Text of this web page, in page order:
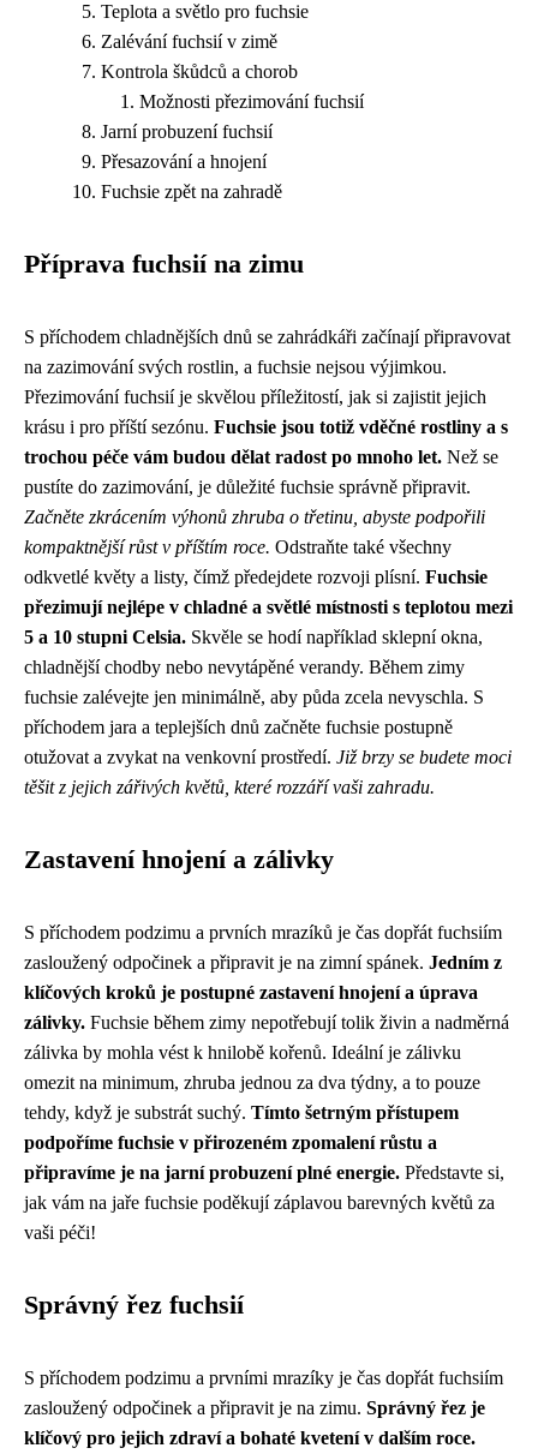
Teplota a světlo pro fuchsie
Zalévání fuchsií v zimě
Kontrola škůdců a chorob
Možnosti přezimování fuchsií
Jarní probuzení fuchsií
Přesazování a hnojení
Fuchsie zpět na zahradě
Příprava fuchsií na zimu
S příchodem chladnějších dnů se zahrádkáři začínají připravovat
na zazimování svých rostlin, a fuchsie nejsou výjimkou.
Přezimování fuchsií je skvělou příležitostí, jak si zajistit jejich
krásu i pro příští sezónu. Fuchsie jsou totiž vděčné rostliny a s
trochou péče vám budou dělat radost po mnoho let. Než se
pustíte do zazimování, je důležité fuchsie správně připravit.
Začněte zkrácením výhonů zhruba o třetinu, abyste podpořili
kompaktnější růst v příštím roce. Odstraňte také všechny
odkvetlé květy a listy, čímž předejdete rozvoji plísní. Fuchsie
přezimují nejlépe v chladné a světlé místnosti s teplotou mezi
5 a 10 stupni Celsia. Skvěle se hodí například sklepní okna,
chladnější chodby nebo nevytápěné verandy. Během zimy
fuchsie zalévejte jen minimálně, aby půda zcela nevyschla. S
příchodem jara a teplejších dnů začněte fuchsie postupně
otužovat a zvykat na venkovní prostředí. Již brzy se budete moci
těšit z jejich zářivých květů, které rozzáří vaši zahradu.
Zastavení hnojení a zálivky
S příchodem podzimu a prvních mrazíků je čas dopřát fuchsiím
zasloužený odpočinek a připravit je na zimní spánek. Jedním z
klíčových kroků je postupné zastavení hnojení a úprava
zálivky. Fuchsie během zimy nepotřebují tolik živin a nadměrná
zálivka by mohla vést k hnilobě kořenů. Ideální je zálivku
omezit na minimum, zhruba jednou za dva týdny, a to pouze
tehdy, když je substrát suchý. Tímto šetrným přístupem
podpoříme fuchsie v přirozeném zpomalení růstu a
připravíme je na jarní probuzení plné energie. Představte si,
jak vám na jaře fuchsie poděkují záplavou barevných květů za
vaši péči!
Správný řez fuchsií
S příchodem podzimu a prvními mrazíky je čas dopřát fuchsiím
zasloužený odpočinek a připravit je na zimu. Správný řez je
klíčový pro jejich zdraví a bohaté kvetení v dalším roce.